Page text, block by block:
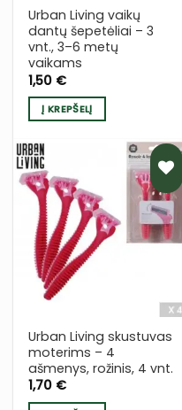
Urban Living vaikų
dantų šepetėliai – 3
vnt., 3–6 metų
vaikams
1,50 €
Į KREPŠELĮ
PRIDĖTI
Į NORŲ
Urban Living skustuvas
moterims – 4
ašmenys, rožinis, 4 vnt.
1,70 €